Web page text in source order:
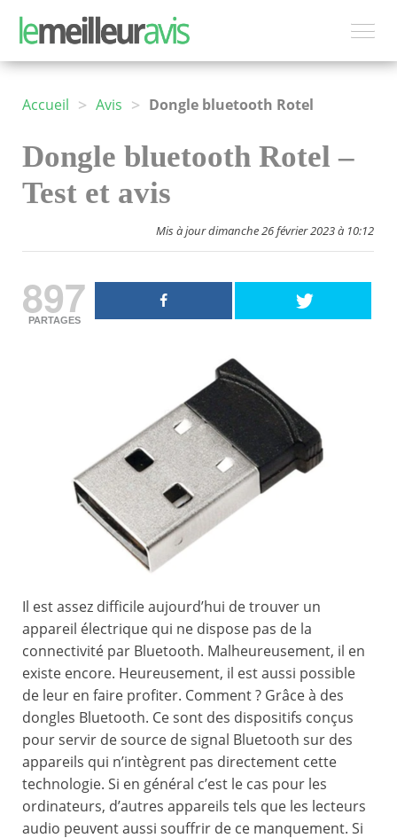
Accueil > Avis > Dongle bluetooth Rotel
Dongle bluetooth Rotel –
Test et avis
Mis à jour dimanche 26 février 2023 à 10:12
897
PARTAGES
Il est assez difficile aujourd’hui de trouver un
appareil électrique qui ne dispose pas de la
connectivité par Bluetooth. Malheureusement, il en
existe encore. Heureusement, il est aussi possible
de leur en faire profiter. Comment ? Grâce à des
dongles Bluetooth. Ce sont des dispositifs conçus
pour servir de source de signal Bluetooth sur des
appareils qui n’intègrent pas directement cette
technologie. Si en général c’est le cas pour les
ordinateurs, d’autres appareils tels que les lecteurs
audio peuvent aussi souffrir de ce manquement. Si